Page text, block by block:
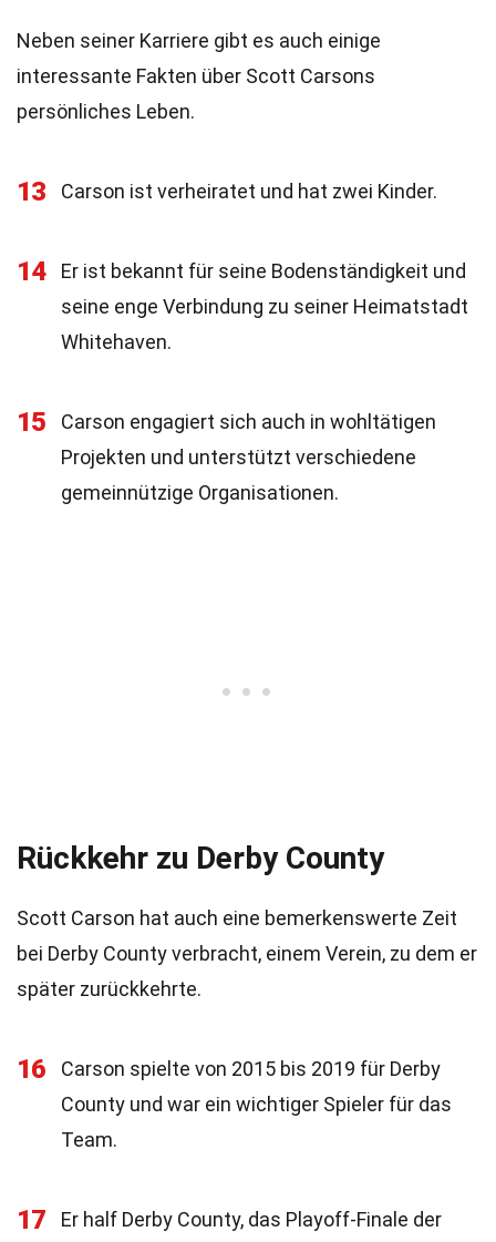
Neben seiner Karriere gibt es auch einige
interessante Fakten über Scott Carsons
persönliches Leben.
13 Carson ist verheiratet und hat zwei Kinder.
14
Er ist bekannt für seine Bodenständigkeit und
seine enge Verbindung zu seiner Heimatstadt
Whitehaven.
15
Carson engagiert sich auch in wohltätigen
Projekten und unterstützt verschiedene
gemeinnützige Organisationen.
Rückkehr zu Derby County
Scott Carson hat auch eine bemerkenswerte Zeit
bei Derby County verbracht, einem Verein, zu dem er
später zurückkehrte.
16
Carson spielte von 2015 bis 2019 für Derby
County und war ein wichtiger Spieler für das
Team.
17
Er half Derby County, das Playoff-Finale der